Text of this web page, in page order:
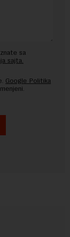
sa
sajta.
Google Politika